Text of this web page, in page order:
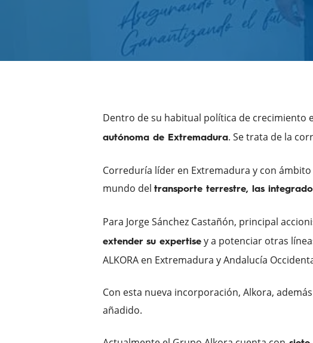
Dentro de su habitual política de crecimiento
autónoma de Extremadura. Se trata de la
Correduría líder en Extremadura y con
mundo deltransporte terrestre, las
Para Jorge Sánchez Castañón, principal
extender su expertise y a potenciar otras
ALKORA en Extremadura y Andalucía
Con esta nueva incorporación, Alkora,
añadido.